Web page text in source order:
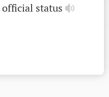
official status